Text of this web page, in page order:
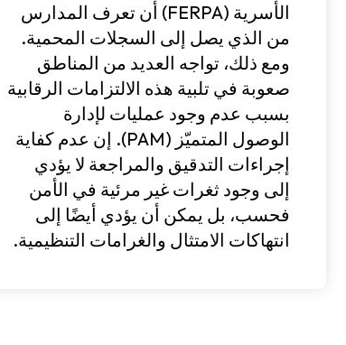
الأسرية (FERPA) أن تعرف المدارس
من الذي يصل إلى السجلات المحمية.
ومع ذلك، تواجه العديد من المناطق
صعوبة في تلبية هذه الالتزامات الرقابية
بسبب عدم وجود عمليات لإدارة
الوصول المتميّز (PAM). إن عدم كفاية
إجراءات التدقيق والمراجعة لا يؤدي
إلى وجود ثغرات غير مرئية في الأمن
فحسب، بل يمكن أن يؤدي أيضًا إلى
انتهاكات الامتثال والغرامات التنظيمية.